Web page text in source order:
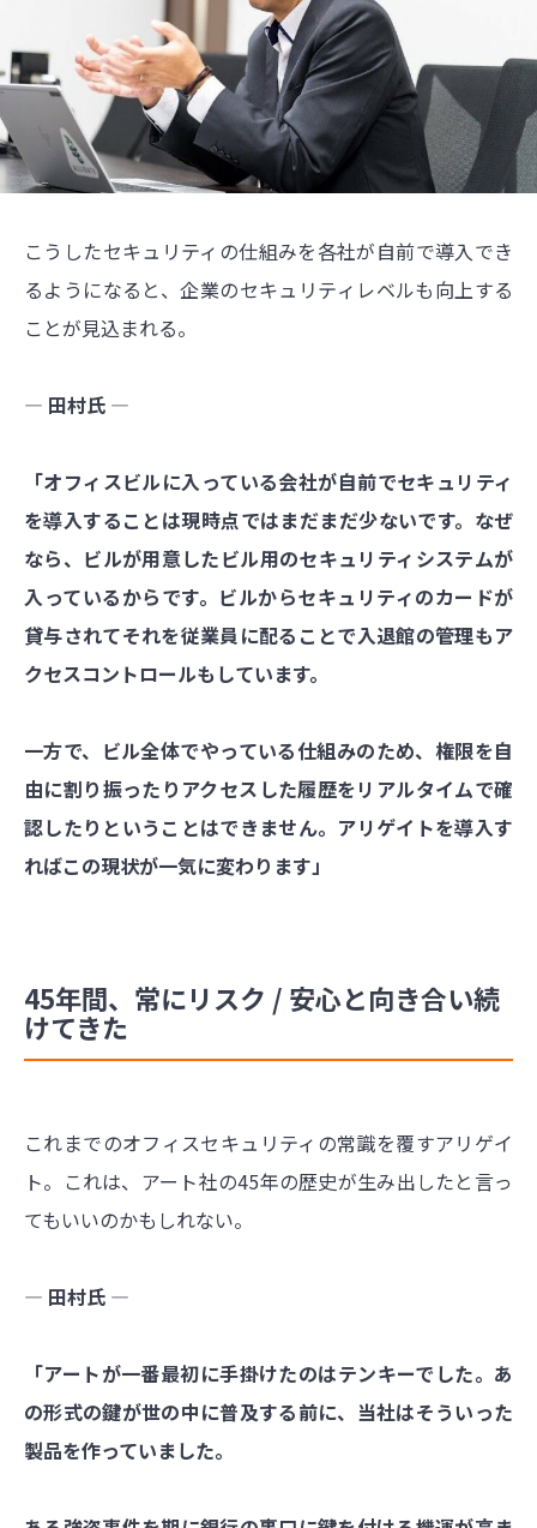
こうしたセキュリティの仕組みを各社が自前で導入でき
るようになると、企業のセキュリティレベルも向上する
ことが見込まれる。
― 田村氏 ―
「オフィスビルに入っている会社が自前でセキュリティ
を導入することは現時点ではまだまだ少ないです。なぜ
なら、ビルが用意したビル用のセキュリティシステムが
入っているからです。ビルからセキュリティのカードが
貸与されてそれを従業員に配ることで入退館の管理もア
クセスコントロールもしています。
一方で、ビル全体でやっている仕組みのため、権限を自
由に割り振ったりアクセスした履歴をリアルタイムで確
認したりということはできません。アリゲイトを導入す
ればこの現状が一気に変わります」
45年間、常にリスク / 安心と向き合い続
けてきた
これまでのオフィスセキュリティの常識を覆すアリゲイ
ト。これは、アート社の45年の歴史が生み出したと言っ
てもいいのかもしれない。
― 田村氏 ―
「アートが一番最初に手掛けたのはテンキーでした。あ
の形式の鍵が世の中に普及する前に、当社はそういった
製品を作っていました。